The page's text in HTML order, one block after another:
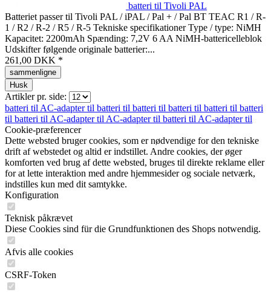
batteri til Tivoli PAL
Batteriet passer til Tivoli PAL / iPAL / Pal + / Pal BT TEAC R1 / R-
1 / R2 / R-2 / R5 / R-5 Tekniske specifikationer Type / type: NiMH
Kapacitet: 2200mAh Spænding: 7,2V 6 AA NiMH-battericelleblok
Udskifter følgende originale batterier:...
261,00 DKK *
sammenligne
Husk
Artikler pr. side:
batteri til AC-adapter til batteri til batteri til batteri til batteri til batteri
til batteri til AC-adapter til AC-adapter til batteri til AC-adapter til
Cookie-præferencer
Dette websted bruger cookies, som er nødvendige for den tekniske
drift af webstedet og altid er indstillet. Andre cookies, der øger
komforten ved brug af dette websted, bruges til direkte reklame eller
for at lette interaktion med andre hjemmesider og sociale netværk,
indstilles kun med dit samtykke.
Konfiguration
Teknisk påkrævet
Diese Cookies sind für die Grundfunktionen des Shops notwendig.
Afvis alle cookies
CSRF-Token